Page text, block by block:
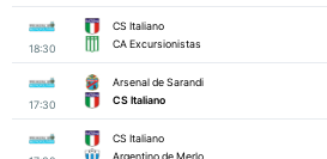
18:30
CS Italiano
CA Excursionistas
17:30
Arsenal de Sarandi
CS Italiano
CS Italiano
Argentino de Merlo